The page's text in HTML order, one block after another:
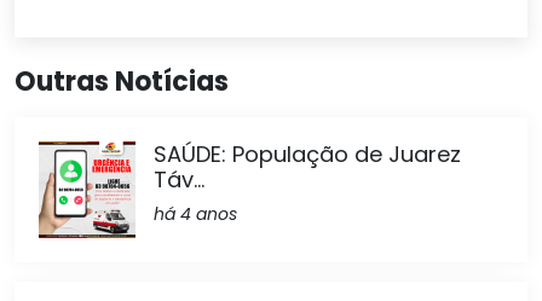
Outras Notícias
SAÚDE: População de Juarez
Táv...
há 4 anos